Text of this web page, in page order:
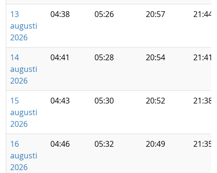
13
augusti
2026
04:38 05:26 20:57 21:44
14
augusti
2026
04:41 05:28 20:54 21:41
15
augusti
2026
04:43 05:30 20:52 21:38
16
augusti
2026
04:46 05:32 20:49 21:35